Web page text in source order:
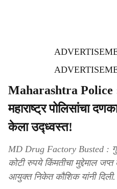
Maharashtra Police
महाराष्ट्र पोलिसांचा
केला उद्ध्वस्त!
MD Drug Factory Busted :
कोटी रुपये किंमतीचा मुद्देमाल
आयुक्त निकेत कौशिक यांनी दिली.